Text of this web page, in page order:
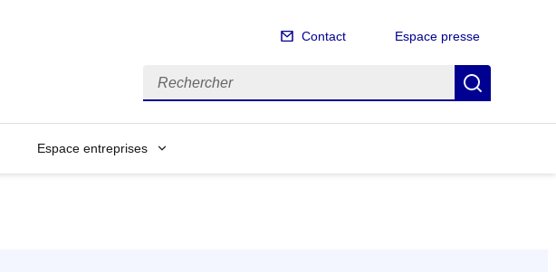
Contact Espace presse
Rechercher
Espace entreprises